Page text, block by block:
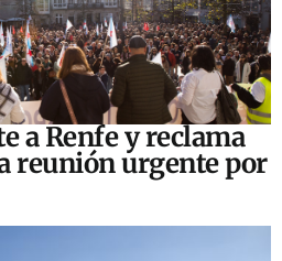
a Renfe y reclama
reunión urgente por